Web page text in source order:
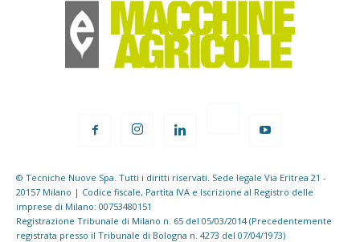
© Tecniche Nuove Spa. Tutti i diritti riservati. Sede legale Via Eritrea 21 -
20157 Milano | Codice fiscale, Partita IVA e Iscrizione al Registro delle
imprese di Milano: 00753480151
Registrazione Tribunale di Milano n. 65 del 05/03/2014 (Precedentemente
registrata presso il Tribunale di Bologna n. 4273 del 07/04/1973)